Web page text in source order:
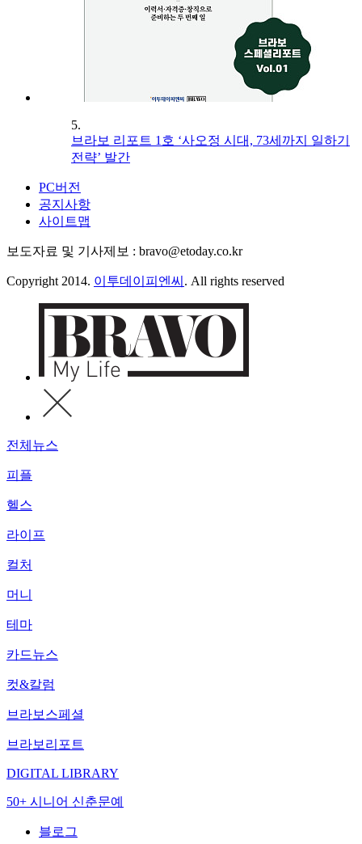
5.
브라보 리포트 1호 ‘사오정 시대, 73세까지 일하기
전략’ 발간
PC버전
공지사항
사이트맵
보도자료 및 기사제보 : bravo@etoday.co.kr
Copyright 2014. 이투데이피엔씨 . All rights reserved
전체뉴스
피플
헬스
라이프
컬처
머니
테마
카드뉴스
컷&칼럼
브라보스페셜
브라보리포트
DIGITAL LIBRARY
50+ 시니어 신춘문예
블로그